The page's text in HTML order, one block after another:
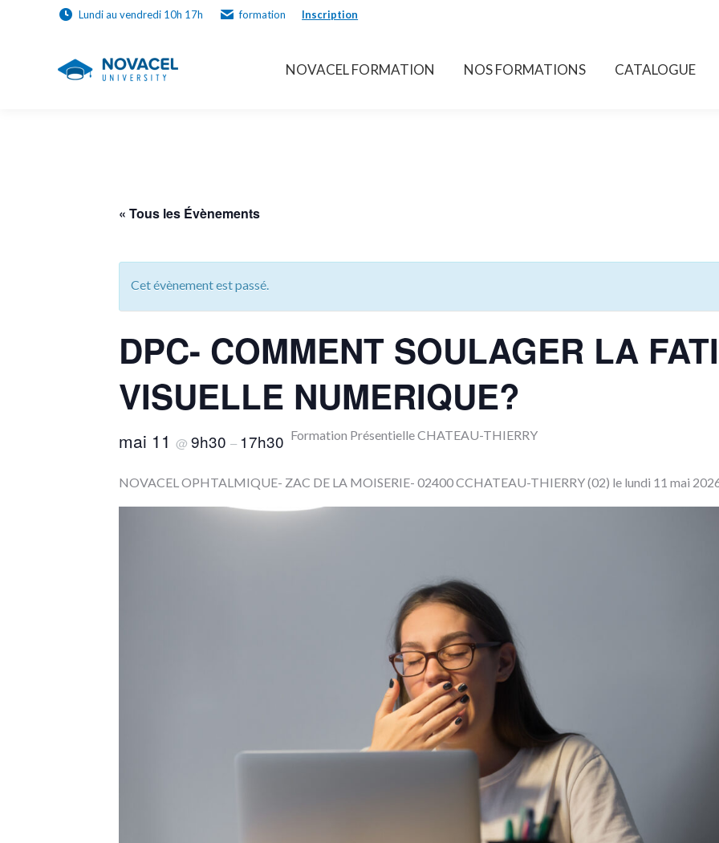
Lundi au vendredi 10h 17h formation Inscription
NOVACEL FORMATION NOS FORMATIONS CATALOGUE
« Tous les Évènements
Cet évènement est passé.
DPC- COMMENT SOULAGER LA
VISUELLE NUMERIQUE?
mai 11 @ 9h30 – 17h30 Formation Présentielle CHATEAU-THIERRY
NOVACEL OPHTALMIQUE- ZAC DE LA MOISERIE- 02400 CCHATEAU-THIERRY (02) le lundi 11 mai